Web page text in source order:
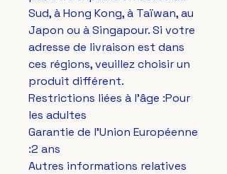
Sud, à Hong Kong, à Taïwan, au
Japon ou à Singapour. Si votre
adresse de livraison est dans
ces régions, veuillez choisir un
produit différent.
Restrictions liées à l'âge :Pour
les adultes
Garantie de l'Union Européenne
:2 ans
Autres informations relatives